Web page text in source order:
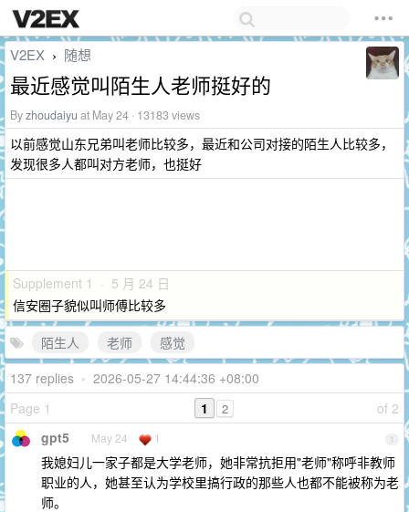
V2EX › 随想
最近感觉叫陌生人老师挺好的
Byzhoudaiyu at May 24 · 13183 views
以前感觉山东兄弟叫老师比较多，最近和公司对接的陌生人比较多，
发现很多人都叫对方老师，也挺好
Supplement 1 · 5 月 24 日
信安圈子貌似叫师傅比较多
陌生人 老师
感觉
137 replies • 2026-05-27 14:44:36 +08:00
Page 1
of 2
1 2
1
gpt5 May 24 1
我媳妇儿一家子都是大学老师，她非常抗拒用"老师"称呼非教师
职业的人，她甚至认为学校里搞行政的那些人也都不能被称为老
师。